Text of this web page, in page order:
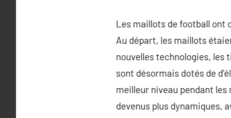
Les maillots de football ont
Au départ, les maillots
nouvelles technologies, les
sont désormais dotés de
meilleur niveau pendant
devenus plus dynamiques,